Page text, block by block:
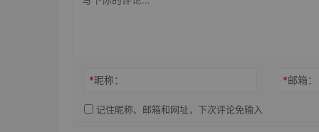
*昵称： *邮箱：
记住昵称、邮箱和网址，下次评论免输入